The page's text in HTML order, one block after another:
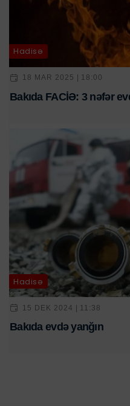
Hadisə
18 MAR 2025 | 18:00
Bakıda FACİƏ: 3 nəfər
Hadisə
15 DEK 2024 | 11:38
Bakıda evdə yanğın